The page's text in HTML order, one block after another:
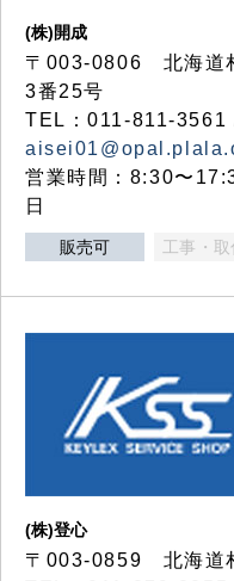
(株)開成
〒003-0806 北海道
3番25号
TEL：011-811-
営業時間：8:30〜
日
販売可 工事・取
(株)登心
〒003-0859 北海道